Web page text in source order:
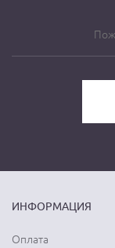
ИНФОРМАЦИЯ
Оплата